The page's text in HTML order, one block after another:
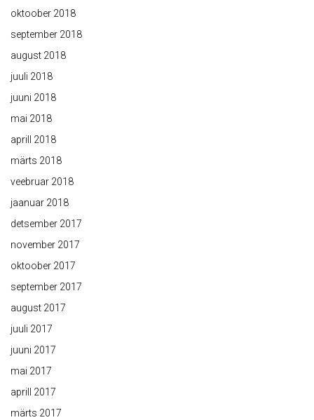
oktoober 2018
september 2018
august 2018
juuli 2018
juuni 2018
mai 2018
aprill 2018
märts 2018
veebruar 2018
jaanuar 2018
detsember 2017
november 2017
oktoober 2017
september 2017
august 2017
juuli 2017
juuni 2017
mai 2017
aprill 2017
märts 2017